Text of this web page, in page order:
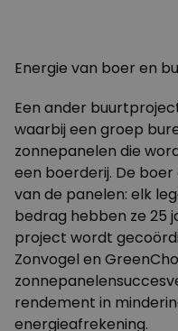
Energie van boer en
Een ander
waarbij een groep
zonnepanelen die
een boerderij. De
van de panelen: elk
bedrag hebben ze 25
project wordt
Zonvogel en
rendement in
energieafrekening.